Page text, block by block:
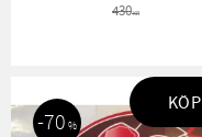
430KR
70 %
KÖP